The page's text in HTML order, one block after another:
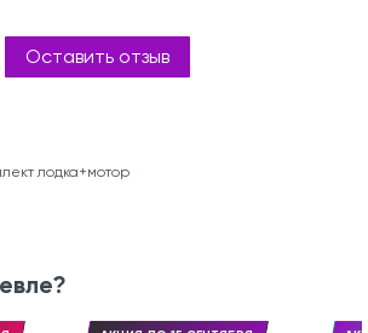
Оставить отзыв